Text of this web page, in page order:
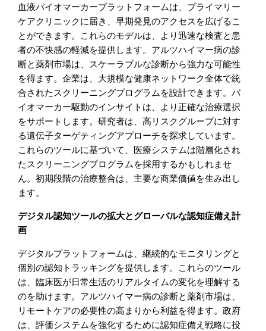
血液バイオマーカープラットフォームは、プライマリー
ケアクリニックに届き、早期発見のアクセスを広げるこ
とができます。これらのモデルは、より迅速な検査と患
者の不快感の軽減を提供します。アルツハイマー病の診
断と薬剤市場は、スケーラブルな診断から強力な可能性
を得ます。企業は、大規模な健康ネットワーク全体で統
合されたスクリーニングプログラムを設計できます。バ
イオマーカー駆動のインサイトは、より正確な治療選択
をサポートします。研究者は、高リスクグループに対す
る遺伝子ターゲティングアプローチを探求しています。
これらのツールに基づいて、医療システムは階層化され
たスクリーニングプログラムを採用するかもしれませ
ん。初期段階の治療整合は、主要な商業価値を生み出し
ます。
デジタル認知ツールの拡大とグローバルな認知症備え計
画
デジタルプラットフォームは、継続的なモニタリングと
個別の認知トラッキングを提供します。これらのツール
は、臨床医が日常生活のリアルタイムの変化を理解する
のを助けます。アルツハイマー病の診断と薬剤市場は、
リモートケアの必要性の高まりから利益を得ます。政府
は、評価システムを強化するために認知症備え戦略に投